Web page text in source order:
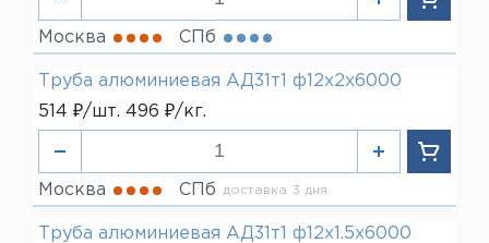
Москва СПб
Труба алюминиевая АД31т1 ф12х2х6000
514 ₽/шт. 496 ₽/кг.
Москва СПб доставка 3 дня
Труба алюминиевая АД31т1 ф12х1.5х6000